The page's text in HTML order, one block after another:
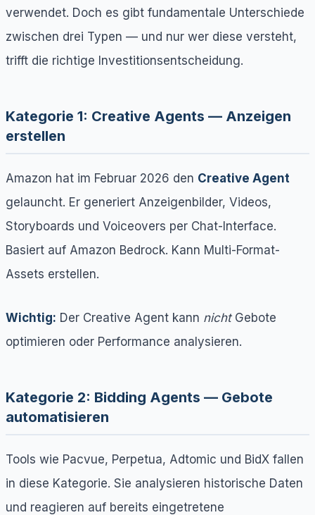
verwendet. Doch es gibt fundamentale Unterschiede
zwischen drei Typen — und nur wer diese versteht,
trifft die richtige Investitionsentscheidung.
Kategorie 1: Creative Agents — Anzeigen
erstellen
Amazon hat im Februar 2026 den Creative Agent
gelauncht. Er generiert Anzeigenbilder, Videos,
Storyboards und Voiceovers per Chat-Interface.
Basiert auf Amazon Bedrock. Kann Multi-Format-
Assets erstellen.
Wichtig: Der Creative Agent kann nichtGebote
optimieren oder Performance analysieren.
Kategorie 2: Bidding Agents — Gebote
automatisieren
Tools wie Pacvue, Perpetua, Adtomic und BidX fallen
in diese Kategorie. Sie analysieren historische Daten
und reagieren auf bereits eingetretene